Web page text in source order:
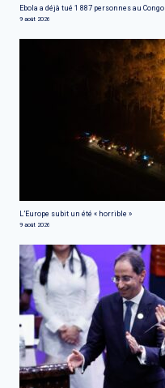
Ebola a déjà tué 1 887 personnes au Congo
9 août 2026
L’Europe subit un été « horrible »
9 août 2026